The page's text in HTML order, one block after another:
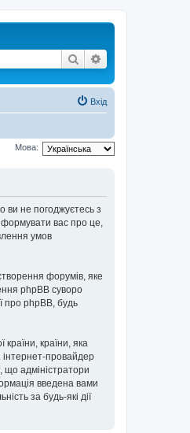
Пошук
Вхід
Мова:
ви не погоджуєтесь з
вас про це,
умов
форумів, яке
phpBB суворо
про phpBB, будь
країни, країни, яка
інтернет-провайдер
що адміністратори
введена вами
за будь-які дії